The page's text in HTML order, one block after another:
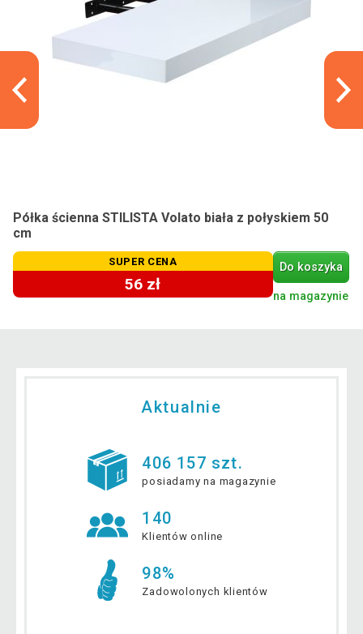
Półka ścienna STILISTA Volato biała z połyskiem 50
cm
SUPER CENA
56 zł
Do koszyka
na magazynie
Aktualnie
406 157 szt.
posiadamy na magazynie
140
Klientów online
98%
Zadowolonych klientów